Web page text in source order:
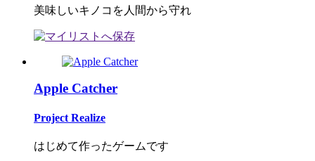
美味しいキノコを人間から守れ
Apple Catcher
Project Realize
はじめて作ったゲームです